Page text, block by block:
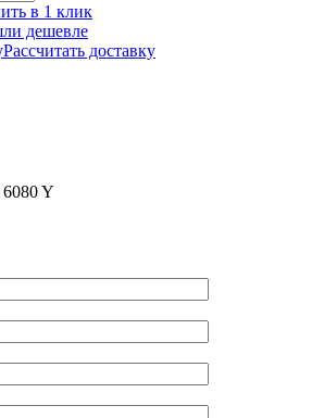
в 1 клик
дешевле
Рассчитать доставку
Y